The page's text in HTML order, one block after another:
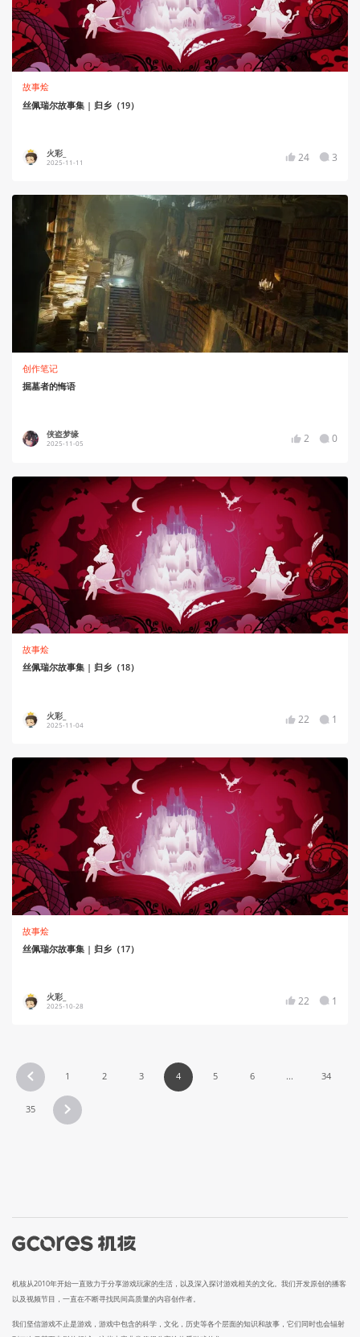
故事烩
丝佩瑞尔故事集 | 归乡（19）
火彩_
2025-11-11 24 3
创作笔记
掘墓者的悔语
侠盗梦缘
2025-11-05 2 0
故事烩
丝佩瑞尔故事集 | 归乡（18）
火彩_
2025-11-04 22 1
故事烩
丝佩瑞尔故事集 | 归乡（17）
火彩_
2025-10-28 22 1
1 2 3 4 5 6 ... 34
35
机核从2010年开始一直致力于分享游戏玩家的生活，以及深入探讨游戏相关的文化。我们开发原创的播客
以及视频节目，一直在不断寻找民间高质量的内容创作者。
我们坚信游戏不止是游戏，游戏中包含的科学，文化，历史等各个层面的知识和故事，它们同时也会辐射